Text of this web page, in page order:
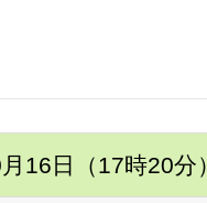
16日（17時20分）